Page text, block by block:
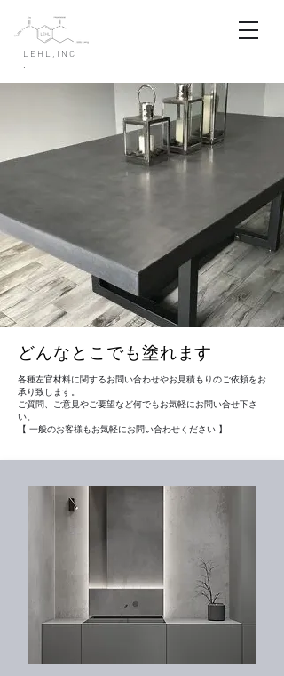
LEHL,INC
​どんなとこでも塗れます
各種左官材料に関するお問い合わせやお見積もりのご依頼をお
承り致します。
ご質問、ご意見やご要望など何でもお気軽にお問い合せ下さ
い。
【 一般のお客様もお気軽にお問い合わせください 】